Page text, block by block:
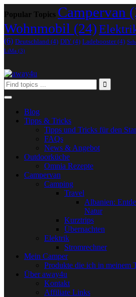
Popular Topics Campervan
Wohnmobil (24)
(6) Deutschland (4) DIY (4) Ladebooster(4)
LiMa (3)
Blog
Tipps & Tricks
Tipps und Tricks für den
FAQs
News & Angebot
Outdoorküche
Omnia Rezepte
Campervan
Camping
Travel
Albanien:
Natur
Kurztrips
Übernachten
Elektrik
Stromrechner
Mein Camper
Produkte die ich in meinem
Über away4u
Kontakt
Affiliate Links